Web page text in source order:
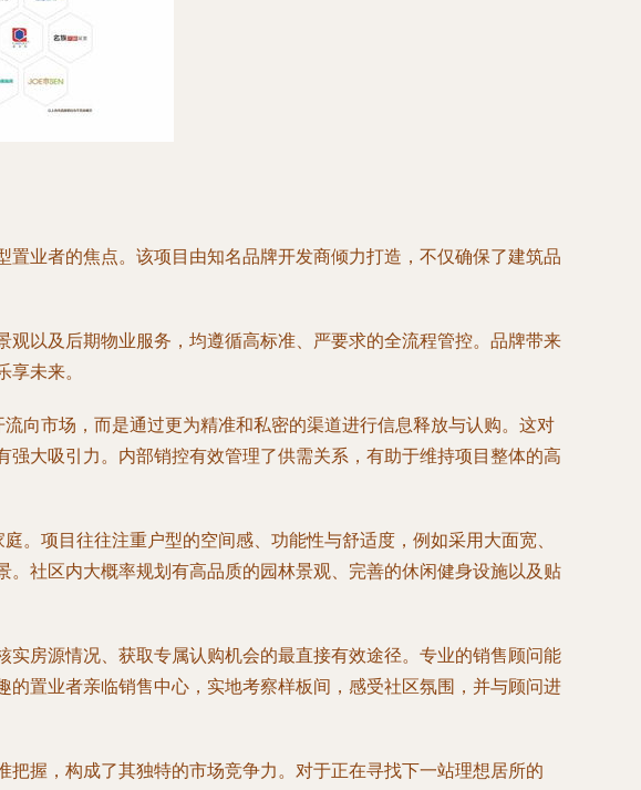
业者的焦点。该项目由知名品牌开发商倾力打造，不仅确保了建筑品
以及后期物业服务，均遵循高标准、严要求的全流程管控。品牌带来
未来。
向市场，而是通过更为精准和私密的渠道进行信息释放与认购。这对
大吸引力。内部销控有效管理了供需关系，有助于维持项目整体的高
。项目往往注重户型的空间感、功能性与舒适度，例如采用大面宽、
社区内大概率规划有高品质的园林景观、完善的休闲健身设施以及贴
实房源情况、获取专属认购机会的最直接有效途径。专业的销售顾问能
置业者亲临销售中心，实地考察样板间，感受社区氛围，并与顾问进
握，构成了其独特的市场竞争力。对于正在寻找下一站理想居所的